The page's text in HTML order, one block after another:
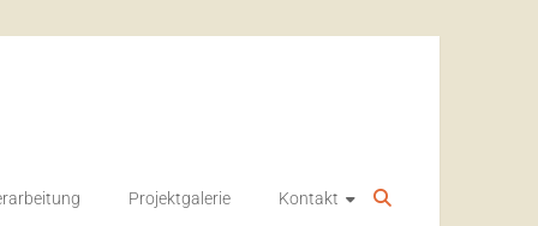
Projektgalerie Kontakt